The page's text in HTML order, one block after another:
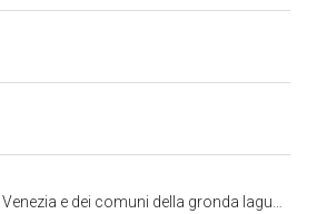
e dei comuni della gronda lagunare